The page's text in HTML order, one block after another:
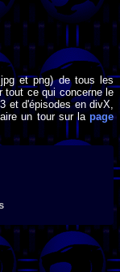
et png) de tous les
tout ce qui concerne le
et d'épisodes en divX,
un tour sur la page